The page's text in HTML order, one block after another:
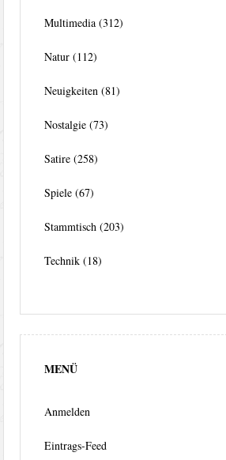
Multimedia (312)
Natur (112)
Neuigkeiten (81)
Nostalgie (73)
Satire (258)
Spiele (67)
Stammtisch (203)
Technik (18)
MENÜ
Anmelden
Eintrags-Feed